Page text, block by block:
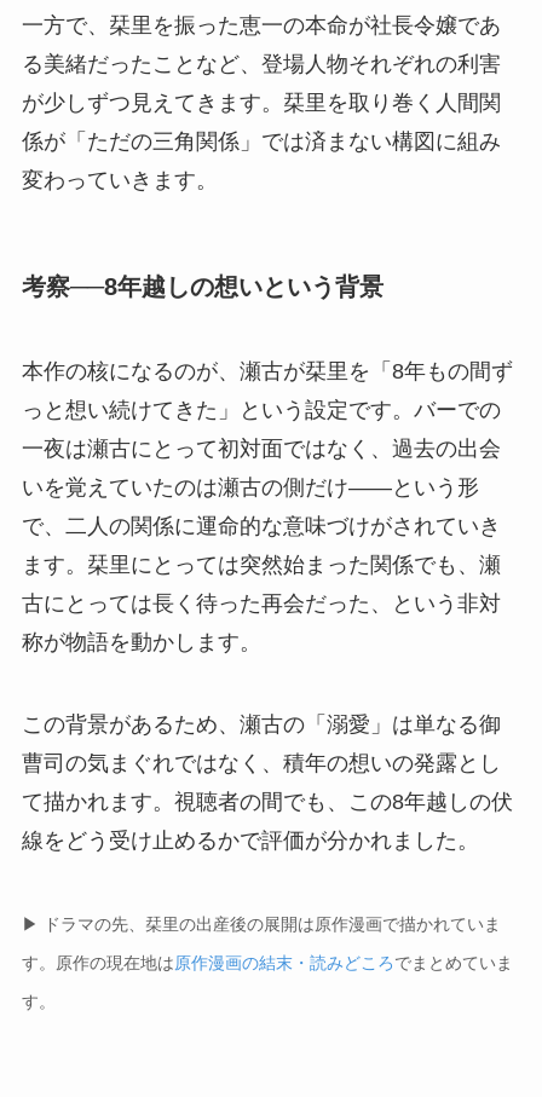
一方で、栞里を振った恵一の本命が社長令嬢であ
る美緒だったことなど、登場人物それぞれの利害
が少しずつ見えてきます。栞里を取り巻く人間関
係が「ただの三角関係」では済まない構図に組み
変わっていきます。
考察──8年越しの想いという背景
本作の核になるのが、瀬古が栞里を「8年もの間ず
っと想い続けてきた」という設定です。バーでの
一夜は瀬古にとって初対面ではなく、過去の出会
いを覚えていたのは瀬古の側だけ——という形
で、二人の関係に運命的な意味づけがされていき
ます。栞里にとっては突然始まった関係でも、瀬
古にとっては長く待った再会だった、という非対
称が物語を動かします。
この背景があるため、瀬古の「溺愛」は単なる御
曹司の気まぐれではなく、積年の想いの発露とし
て描かれます。視聴者の間でも、この8年越しの伏
線をどう受け止めるかで評価が分かれました。
▶ ドラマの先、栞里の出産後の展開は原作漫画で描かれていま
す。原作の現在地は原作漫画の結末・読みどころでまとめていま
す。